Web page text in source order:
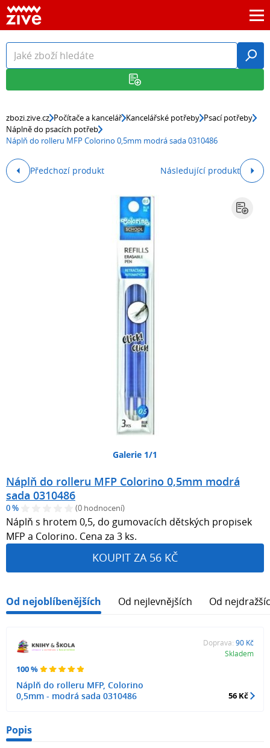
zbozi.zive.cz Počítače a kancelář Kancelářské potřeby Psací potřeby
Náplně do psacích potřeb
Náplň do rolleru MFP Colorino 0,5mm modrá sada 0310486
Předchozí produkt Následující produkt
Galerie 1/1
Náplň do rolleru MFP Colorino 0,5mm modrá
sada 0310486
0 % (0 hodnocení)
Náplň s hrotem 0,5, do gumovacích dětských propisek
MFP a Colorino. Cena za 3 ks.
KOUPIT ZA 56 KČ
Od nejoblíbenějších Od nejlevnějších Od
100 %
Náplň do rolleru MFP, Colorino
0,5mm - modrá sada 0310486
Doprava: 90 Kč
Skladem
56 Kč
Popis